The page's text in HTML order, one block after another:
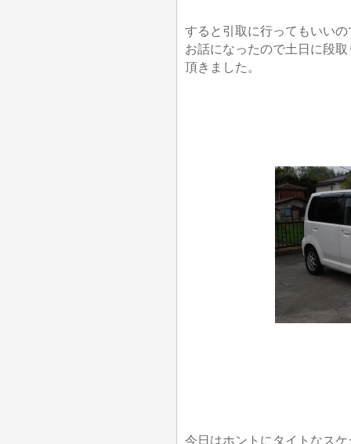
すると引取に行ってもいい
お話になったので土日に段
頂きました。
今日はホントにタイトなス